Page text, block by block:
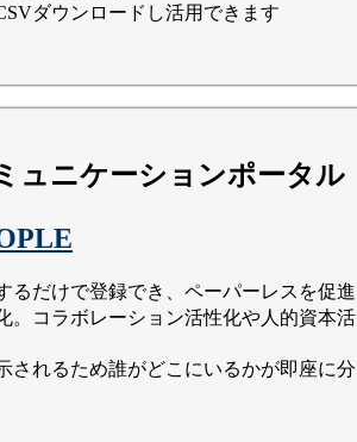
ダウンロードし活用できます
ュニケーションポータル
るだけで登録でき、ペーパーレスを促進
。コラボレーション活性化や人的資本活
されるため誰がどこにいるかが即座に分